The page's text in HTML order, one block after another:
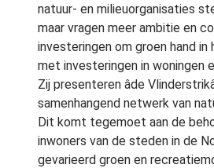
natuur- en milieuorganisaties
maar vragen meer ambitie en
investeringen om groen hand in
met investeringen in woningen
Zij presenteren âde
samenhangend netwerk van
Dit komt tegemoet aan de
inwoners van de steden in de
gevarieerd groen en